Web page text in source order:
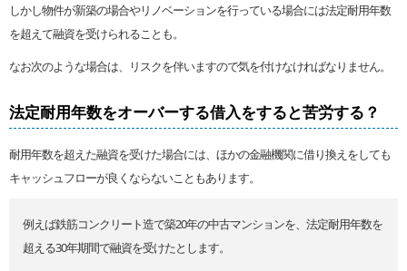
しかし物件が新築の場合やリノベーションを行っている場合には法定耐用年数
を超えて融資を受けられることも。
なお次のような場合は、リスクを伴いますので気を付けなければなりません。
法定耐用年数をオーバーする借入をすると苦労する？
耐用年数を超えた融資を受けた場合には、ほかの金融機関に借り換えをしても
キャッシュフローが良くならないこともあります。
例えば鉄筋コンクリート造で築20年の中古マンションを、法定耐用年数を
超える30年期間で融資を受けたとします。